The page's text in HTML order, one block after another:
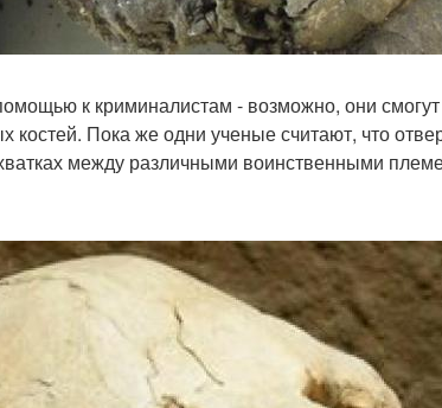
к криминалистам - возможно, они смогут
Пока же одни ученые считают, что
между различными воинственными